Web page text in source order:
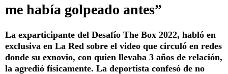
me había golpeado antes”
La exparticipante del Desafío The Box 2022, habló en
exclusiva en La Red sobre el video que circuló en redes
donde su exnovio, con quien llevaba 3 años de relación,
la agredió físicamente. La deportista confesó de no